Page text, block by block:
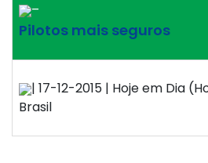
–
Pilotos mais seguros
| 17-12-2015 | Hoje em Dia
Brasil